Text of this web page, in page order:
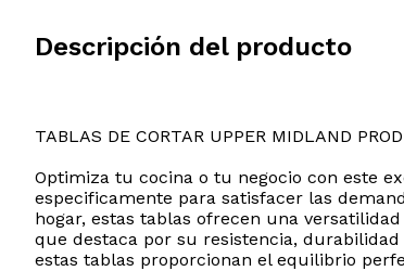
Descripción del producto
TABLAS DE CORTAR UPPER MIDLAND
Optimiza tu cocina o tu negocio con este
especificamente para satisfacer las
hogar, estas tablas ofrecen una
que destaca por su resistencia,
estas tablas proporcionan el equilibrio